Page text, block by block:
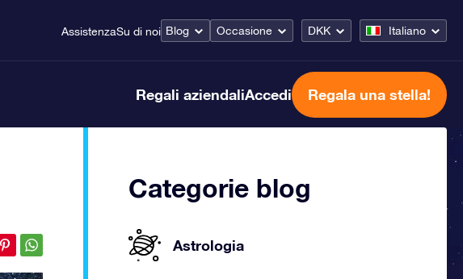
AssistenzaSu di noi Blog Occasione DKK Italiano
Regali aziendaliAccedi Regala una stella!
Categorie blog
Astrologia